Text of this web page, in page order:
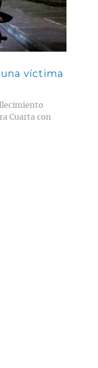
víctima
Cuarta con